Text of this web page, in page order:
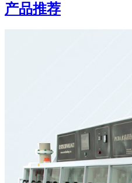
产品推荐